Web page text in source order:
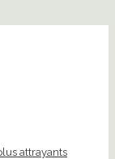
attrayants